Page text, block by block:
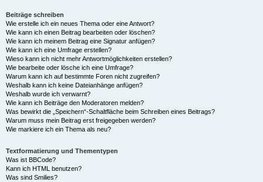
Beiträge schreiben
Wie erstelle ich ein neues Thema oder eine Antwort?
Wie kann ich einen Beitrag bearbeiten oder löschen?
Wie kann ich meinem Beitrag eine Signatur anfügen?
Wie kann ich eine Umfrage erstellen?
Wieso kann ich nicht mehr Antwortmöglichkeiten erstellen?
Wie bearbeite oder lösche ich eine Umfrage?
Warum kann ich auf bestimmte Foren nicht zugreifen?
Weshalb kann ich keine Dateianhänge anfügen?
Weshalb wurde ich verwarnt?
Wie kann ich Beiträge den Moderatoren melden?
Was bewirkt die „Speichern“-Schaltfläche beim Schreiben eines Beitrags?
Warum muss mein Beitrag erst freigegeben werden?
Wie markiere ich ein Thema als neu?
Textformatierung und Thementypen
Was ist BBCode?
Kann ich HTML benutzen?
Was sind Smilies?